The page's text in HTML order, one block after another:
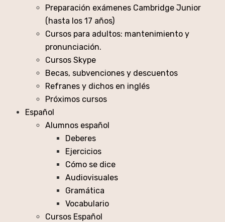
Preparación exámenes Cambridge Junior
(hasta los 17 años)
Cursos para adultos: mantenimiento y
pronunciación.
Cursos Skype
Becas, subvenciones y descuentos
Refranes y dichos en inglés
Próximos cursos
Español
Alumnos español
Deberes
Ejercicios
Cómo se dice
Audiovisuales
Gramática
Vocabulario
Cursos Español